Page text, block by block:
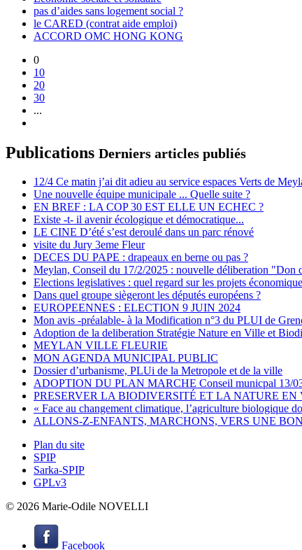
pas d’aides sans logement social ?
le CARED (contrat aide emploi)
ACCORD OMC HONG KONG
0
10
20
30
...
Publications Derniers articles publiés
12/4 Ce matin j’ai dit adieu au service espaces Verts de
Une nouvelle équipe municipale ... Quelle suite ?
EN BREF : LA COP 30 EST ELLE UN ECHEC ?
Existe -t- il avenir écologique et démocratique...
LE CINE D’été s’est deroulé dans un parc rénové
visite du Jury 3eme Fleur
DECES DU PAPE : drapeaux en berne ou pas ?
Meylan, Conseil du 17/2/2025 : nouvelle déliberation "Don
Elections legislatives : quel regard sur les projets
Dans quel groupe siègeront les députés européens ?
EUROPEENNES : ELECTION 9 JUIN 2024
Mon avis -préalable- à la Modification n°3 du PLUI de
Adoption de la deliberation Stratégie Nature en Ville et
MEYLAN VILLE FLEURIE
MON AGENDA MUNICIPAL PUBLIC
Dossier d’urbanisme, PLUi de la Metropole et de la ville
ADOPTION DU PLAN MARCHE Conseil municpal 13/
PRESERVER LA BIODIVERSITÉ ET LA NATURE EN
« Face au changement climatique, l’agriculture biologique
ALLONS-Z-ENFANTS, MARCHONS, VERS UNE
Plan du site
SPIP
Sarka-SPIP
GPLv3
© 2026 Marie-Odile NOVELLI
Facebook